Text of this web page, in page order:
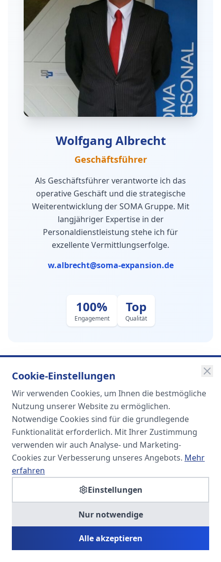
Wolfgang Albrecht
Geschäftsführer
Als Geschäftsführer verantworte ich das
operative Geschäft und die strategische
Weiterentwicklung der SOMA Gruppe. Mit
langjähriger Expertise in der
Personaldienstleistung stehe ich für
exzellente Vermittlungserfolge.
w.albrecht@soma-expansion.de
100%
Engagement
Top
Qualität
SOMA
Unternehmensgruppe
Spezialisiert auf Fach- und
Führungskräfte in der
SOMA HR KONSULT UG
Personalberatung & Executive Search
Cookie-Einstellungen
Wir verwenden Cookies, um Ihnen die bestmögliche
Nutzung unserer Website zu ermöglichen.
Notwendige Cookies sind für die grundlegende
Funktionalität erforderlich. Mit Ihrer Zustimmung
verwenden wir auch Analyse- und Marketing-
Cookies zur Verbesserung unseres Angebots. Mehr
erfahren
Einstellungen
Nur notwendige
Alle akzeptieren